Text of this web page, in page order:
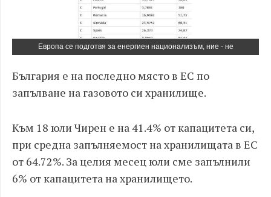
Европа се подготвя за енергиен национализъм, ние - не
България е на последно място в ЕС по
запълване на газовото си хранилище.
Към 18 юли Чирен е на 41.4% от капацитета си,
при средна запълняемост на хранилищата в ЕС
от 64.72%. За целия месец юли сме запълнили
6% от капацитета на хранилището.